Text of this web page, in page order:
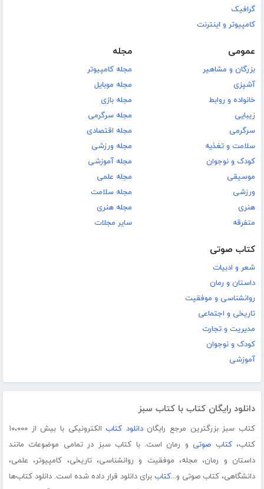
گرافیک
کامپیوتر و اینترنت
عمومی
بزرگان و مشاهیر
آشپزی
خانواده و روابط
زیبایی
سرگرمی
سلامت و تغذیه
کودک و نوجوان
موسیقی
ورزشی
هنری
متفرقه
مجله
مجله کامپیوتر
مجله موبایل
مجله بازی
مجله سرگرمی
مجله اقتصادی
مجله ورزشی
مجله آموزشی
مجله علمی
مجله سلامت
مجله هنری
سایر مجلات
کتاب صوتی
شعر و ادبیات
داستان و رمان
روانشناسی و موفقیت
تاریخی و اجتماعی
مدیریت و تجارت
کودک و نوجوان
آموزشی
دانلود رایگان کتاب با کتاب سبز
کتاب سبز بزرگترین مرجع رایگاندانلود کتاب
الکترونیکی با بیش از ۱۰،۰۰۰
کتاب،کتاب صوتی و رمان است. با کتاب سبز در تمامی موضوعات مانند
داستان و رمان، مجله، موفقیت و روانشناسی، تاریخی، کامپیوتر، علمی،
دانشگاهی، کتاب صوتی و...کتاب برای دانلود قرار داده شده است. دانلود کتاب‌ها